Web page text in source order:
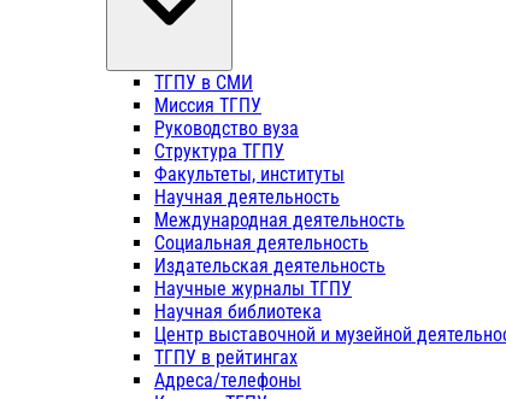
ТГПУ в СМИ
Миссия ТГПУ
Руководство вуза
Структура ТГПУ
Факультеты, институты
Научная деятельность
Международная деятельность
Социальная деятельность
Издательская деятельность
Научные журналы ТГПУ
Научная библиотека
Центр выставочной и музейной
ТГПУ в рейтингах
Адреса/телефоны